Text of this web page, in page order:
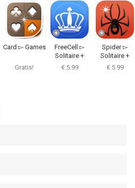
Card ▻ Games
Gratis!
FreeCell ▻
Solitaire +
€ 5.99
Spider ▻
Solitaire +
€ 5.99